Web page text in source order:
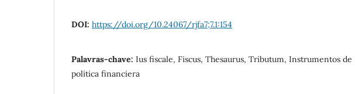
DOI: https://doi.org/10.24067/rjfa7;7.1:154
Palavras-chave: Ius fiscale, Fiscus, Thesaurus, Tributum, Instrumentos de
política financiera